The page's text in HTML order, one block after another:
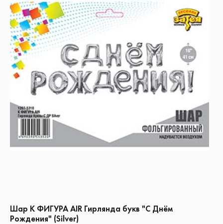
Шар К ФИГУРА AIR Гирлянда букв "С Днём
Рождения" (Silver)